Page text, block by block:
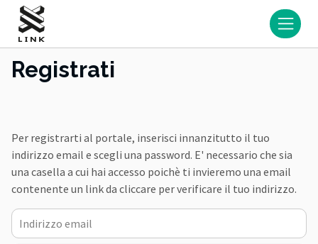
Registrati
Per registrarti al portale, inserisci innanzitutto il tuo
indirizzo email e scegli una password. E' necessario che sia
una casella a cui hai accesso poichè ti invieremo una email
contenente un link da cliccare per verificare il tuo indirizzo.
email